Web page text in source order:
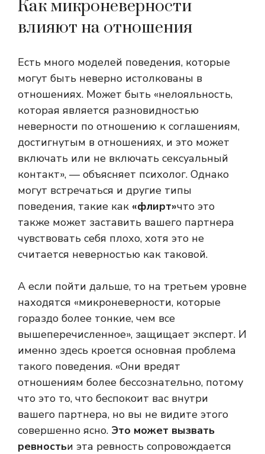
Как микроневерности
влияют на отношения
Есть много моделей поведения, которые
могут быть неверно истолкованы в
отношениях. Может быть «нелояльность,
которая является разновидностью
неверности по отношению к соглашениям,
достигнутым в отношениях, и это может
включать или не включать сексуальный
контакт», — объясняет психолог. Однако
могут встречаться и другие типы
поведения, такие как «флирт»что это
также может заставить вашего партнера
чувствовать себя плохо, хотя это не
считается неверностью как таковой.
А если пойти дальше, то на третьем уровне
находятся «микроневерности, которые
гораздо более тонкие, чем все
вышеперечисленное», защищает эксперт. И
именно здесь кроется основная проблема
такого поведения. «Они вредят
отношениям более бессознательно, потому
что это то, что беспокоит вас внутри
вашего партнера, но вы не видите этого
совершенно ясно. Это может вызвать
ревностьи эта ревность сопровождается